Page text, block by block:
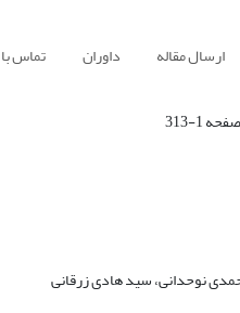
ارسال مقاله داوران تماس
نوحدانی، سید هادی زرقانی